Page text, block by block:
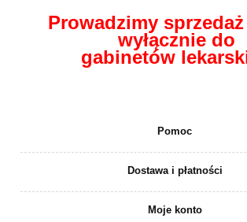
Prowadzimy
wyłącznie do
gabinetów
Pomoc
Dostawa i płatności
Moje konto